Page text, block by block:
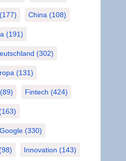
(177) China (108)
(191)
(302)
(131)
(89) Fintech (424)
Google (330)
Innovation (143)